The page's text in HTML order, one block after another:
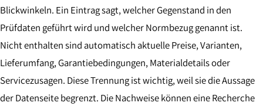
Blickwinkeln. Ein Eintrag sagt, welcher Gegenstand in den
Prüfdaten geführt wird und welcher Normbezug genannt ist.
Nicht enthalten sind automatisch aktuelle Preise, Varianten,
Lieferumfang, Garantiebedingungen, Materialdetails oder
Servicezusagen. Diese Trennung ist wichtig, weil sie die Aussage
der Datenseite begrenzt. Die Nachweise können eine Recherche